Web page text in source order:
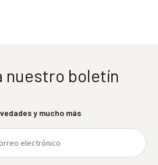
nuestro boletín
y mucho más